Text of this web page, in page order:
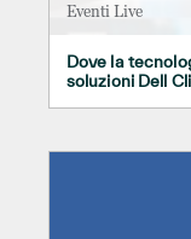
Eventi Live
Dove la
soluzioni Dell